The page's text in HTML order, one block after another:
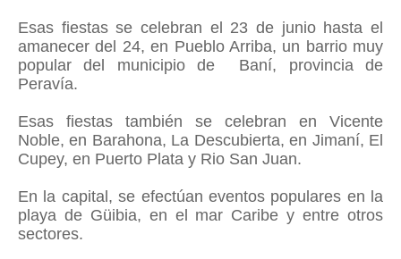
Esas fiestas se celebran el 23 de junio hasta el
amanecer del 24, en Pueblo Arriba, un barrio muy
popular del municipio de Baní, provincia de
Peravía.
Esas fiestas también se celebran en Vicente
Noble, en Barahona, La Descubierta, en Jimaní, El
Cupey, en Puerto Plata y Rio San Juan.
En la capital, se efectúan eventos populares en la
playa de Güibia, en el mar Caribe y entre otros
sectores.